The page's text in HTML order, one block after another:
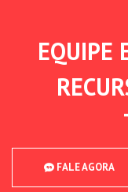
EQUIPE
FALE AGORA